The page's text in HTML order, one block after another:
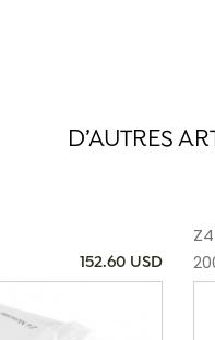
D’AUTRES
152.60 USD